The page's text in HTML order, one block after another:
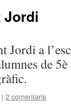
Jordi
Jordi a
de
| 2 comentaris